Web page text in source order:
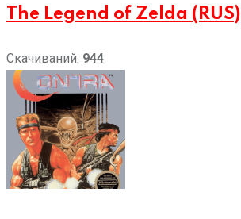
The Legend of Zelda (RUS)
Скачиваний: 944